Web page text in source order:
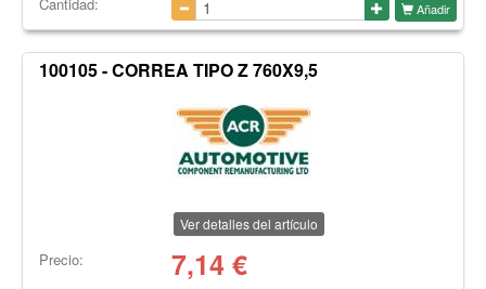
Añadir
100105 - CORREA TIPO Z 760X9,5
Ver detalles del artículo
Precio: 7,14 €